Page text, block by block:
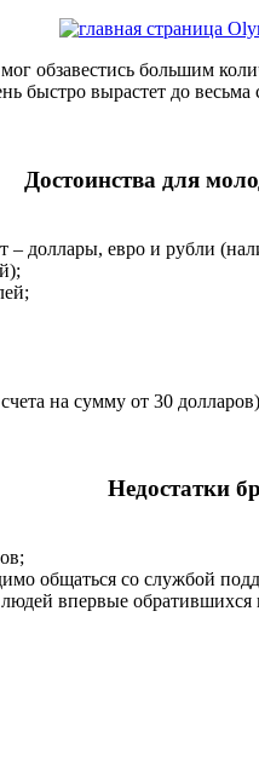
обзавестись большим
быстро вырастет до
Достоинства для
– доллары, евро и рубли
на сумму от 30
Недостатки
общаться со службой
людей впервые